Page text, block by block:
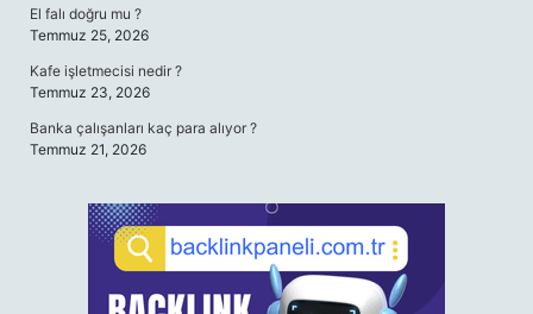
El falı doğru mu ?
Temmuz 25, 2026
Kafe işletmecisi nedir ?
Temmuz 23, 2026
Banka çalışanları kaç para alıyor ?
Temmuz 21, 2026